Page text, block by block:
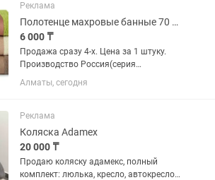
Реклама
Полотенце махровые банные 70 х 140 см. 4 цвета Плотность 420 грамм/кв.метр
6 000 ₸
Продажа сразу 4-х. Цена за 1 штуку.
Производство Россия(серия
Исландия). Мягкие,хорошо впитывают
Алматы, сегодня
Реклама
Коляска Adamex
20 000 ₸
Продаю коляску адамекс, полный
комплект: люлька, кресло, автокресло,